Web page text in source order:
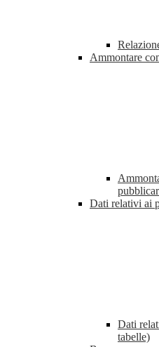
Ammontare
Dati relativi ai
Dati
tabelle)